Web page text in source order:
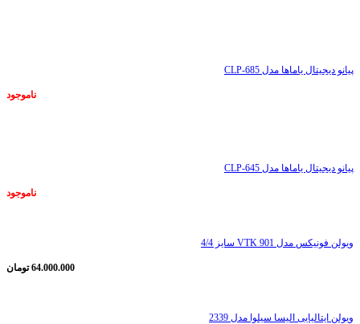
پیانو دیجیتال یاماها مدل CLP-685
ناموجود
پیانو دیجیتال یاماها مدل CLP-645
ناموجود
ویولن فونیکس مدل VTK 901 سایز 4/4
64.000.000 تومان
ویولن ایتالیایی الیسا سیلوا مدل 2339